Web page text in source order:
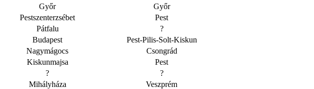
Győr
Győr
Pestszenterzsébet
Pest
Pátfalu
?
Budapest Pest-Pilis-Solt-Kiskun
Nagymágocs
Csongrád
Kiskunmajsa
Pest
?
?
Mihályháza
Veszprém